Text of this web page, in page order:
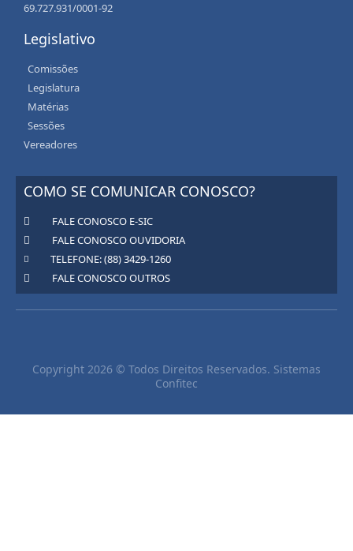
69.727.931/0001-92
Legislativo
Comissões
Legislatura
Matérias
Sessões
Vereadores
COMO SE COMUNICAR CONOSCO?
FALE CONOSCO E-SIC
FALE CONOSCO OUVIDORIA
TELEFONE: (88) 3429-1260
FALE CONOSCO OUTROS
Copyright 2026 © Todos Direitos Reservados. Sistemas
Confitec